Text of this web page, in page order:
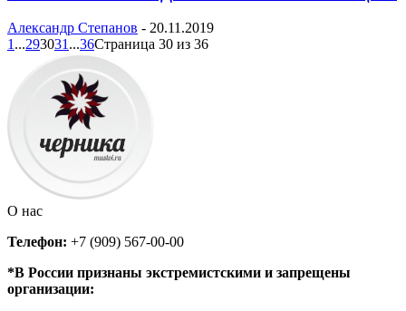
Александр Степанов - 20.11.2019
1 ...293031 ...36Страница 30 из 36
О нас
Телефон: +7 (909) 567-00-00
*В России признаны экстремистскими и запрещены
организации: